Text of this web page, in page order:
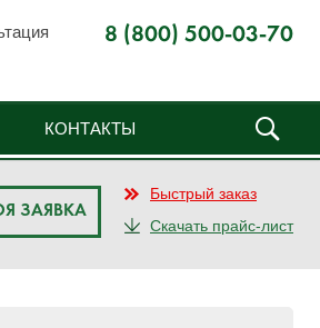
8 (800) 500-03-70
КОНТАКТЫ
ЗАЯВКА
Быстрый заказ
Скачать прайс-лист